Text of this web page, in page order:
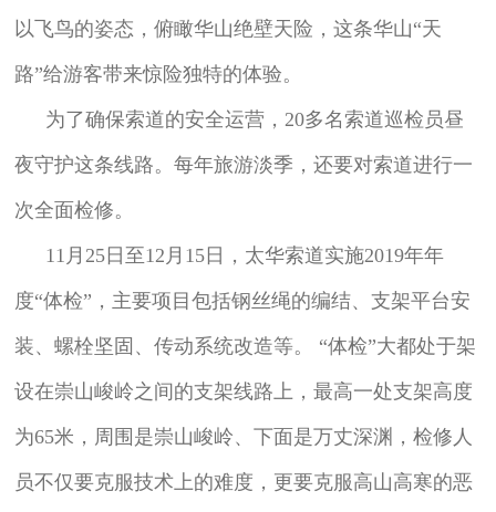
以飞鸟的姿态，俯瞰华山绝壁天险，这条华山“天
路”给游客带来惊险独特的体验。
为了确保索道的安全运营，20多名索道巡检员昼
夜守护这条线路。每年旅游淡季，还要对索道进行一
次全面检修。
11月25日至12月15日，太华索道实施2019年年
度“体检”，主要项目包括钢丝绳的编结、支架平台安
装、螺栓坚固、传动系统改造等。 “体检”大都处于架
设在崇山峻岭之间的支架线路上，最高一处支架高度
为65米，周围是崇山峻岭、下面是万丈深渊，检修人
员不仅要克服技术上的难度，更要克服高山高寒的恶